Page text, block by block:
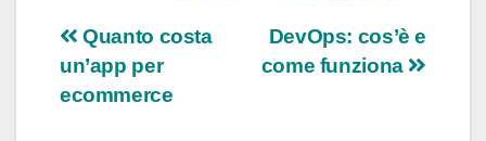
Navigazione
articoli
DevOps: cos’è e
come funziona
Quanto costa
un’app per
ecommerce